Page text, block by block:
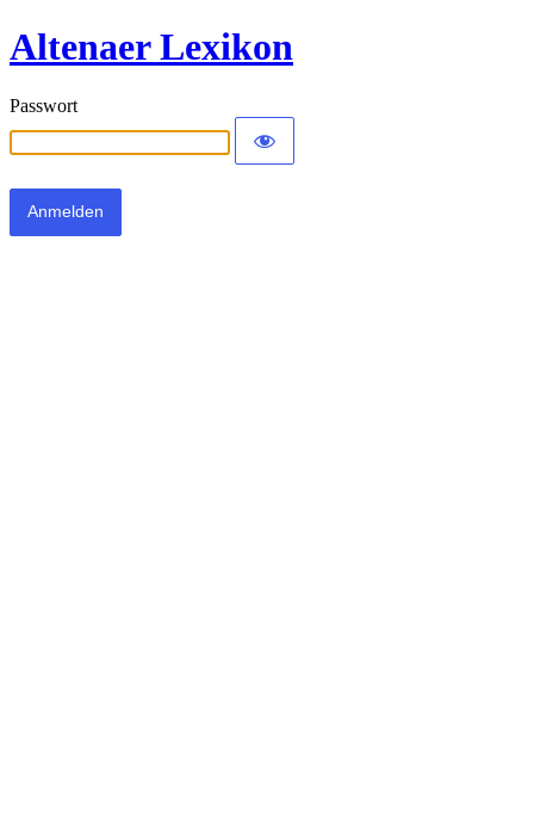
Altenaer Lexikon
Passwort